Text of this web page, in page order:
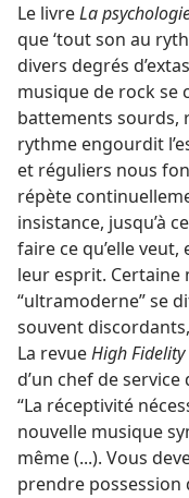
Le livreLa
que ‘tout son au
divers degrés
musique de rock se
battements sourds,
rythme engourdit
et réguliers nous
répète
insistance, jusqu’à
faire ce qu’elle
leur esprit.
“ultramoderne” se
souvent
La revueHigh
d’un chef de
“La réceptivité
nouvelle musique
même (...). Vous
prendre possession